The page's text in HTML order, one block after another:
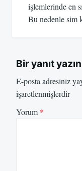
işlemlerinde en
Bu nedenle sim
Bir yanıt yazın
E-posta adresiniz
işaretlenmişlerdir
Yorum *